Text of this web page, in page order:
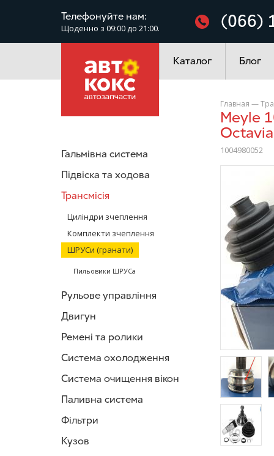
Телефонуйте нам:
Щоденно з 09:00 до 21:00. (066)
Каталог
Електроустаткування
Блог
Гальмівна система
Підвіска та ходова
Трансмісія
Циліндри зчеплення
Комплекти зчеплення
ШРУСи (гранати)
Пильовики ШРУСа
Рульове управління
Двигун
Ремені та ролики
Система охолодження
Система очищення вікон
Паливна система
Фільтри
Кузов
Главная —
Meyle 1004980052 ШРУС зовнішній VW Golf Bora Skoda
Octavia
1004980052
/>